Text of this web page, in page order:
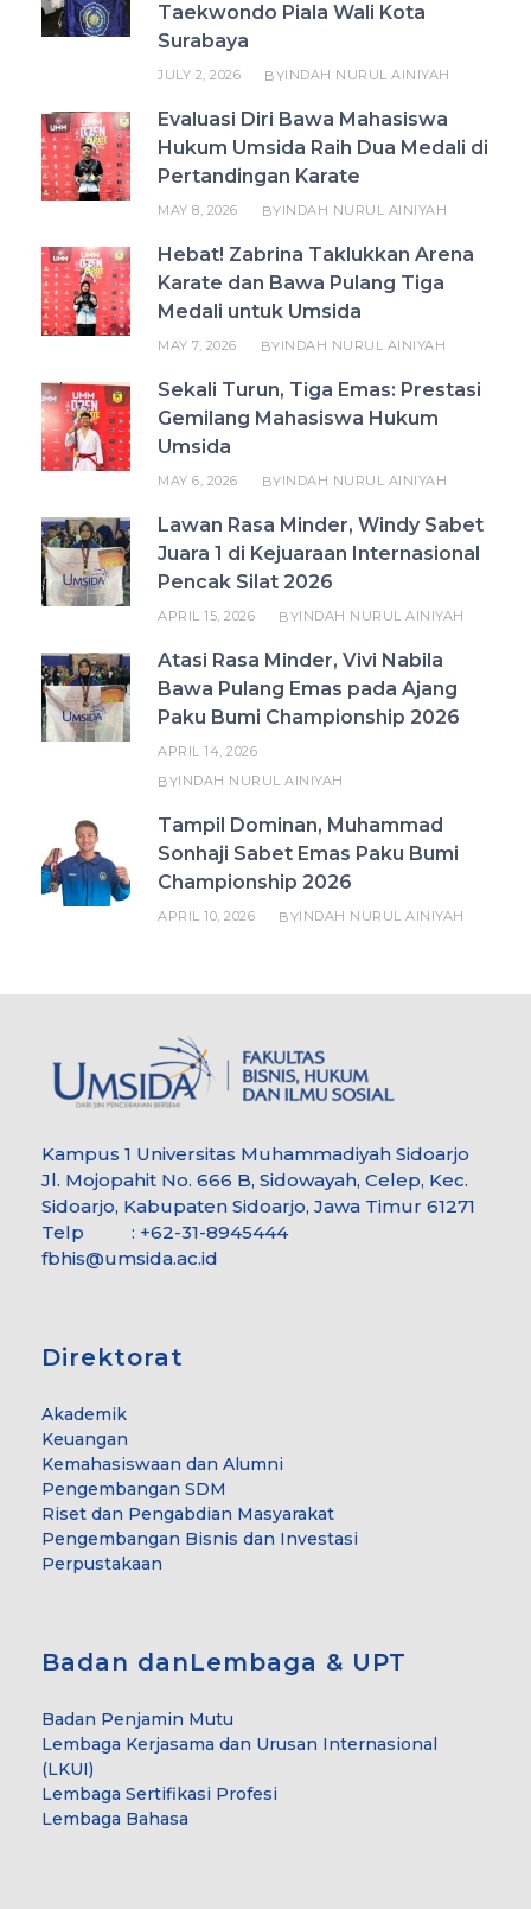
Taekwondo Piala Wali Kota
Surabaya
JULY 2, 2026 BYINDAH NURUL AINIYAH
Evaluasi Diri Bawa Mahasiswa
Hukum Umsida Raih Dua Medali di
Pertandingan Karate
MAY 8, 2026 BYINDAH NURUL AINIYAH
Hebat! Zabrina Taklukkan Arena
Karate dan Bawa Pulang Tiga
Medali untuk Umsida
MAY 7, 2026 BYINDAH NURUL AINIYAH
Sekali Turun, Tiga Emas: Prestasi
Gemilang Mahasiswa Hukum
Umsida
MAY 6, 2026 BYINDAH NURUL AINIYAH
Lawan Rasa Minder, Windy Sabet
Juara 1 di Kejuaraan Internasional
Pencak Silat 2026
APRIL 15, 2026 BYINDAH NURUL AINIYAH
Atasi Rasa Minder, Vivi Nabila
Bawa Pulang Emas pada Ajang
Paku Bumi Championship 2026
APRIL 14, 2026
BYINDAH NURUL AINIYAH
Tampil Dominan, Muhammad
Sonhaji Sabet Emas Paku Bumi
Championship 2026
APRIL 10, 2026 BYINDAH NURUL AINIYAH
Kampus 1 Universitas Muhammadiyah Sidoarjo
Jl. Mojopahit No. 666 B, Sidowayah, Celep, Kec.
Sidoarjo, Kabupaten Sidoarjo, Jawa Timur 61271
Telp : +62-31-8945444
fbhis@umsida.ac.id
Direktorat
Akademik
Keuangan
Kemahasiswaan dan Alumni
Pengembangan SDM
Riset dan Pengabdian Masyarakat
Pengembangan Bisnis dan Investasi
Perpustakaan
Badan danLembaga & UPT
Badan Penjamin Mutu
Lembaga Kerjasama dan Urusan Internasional
(LKUI)
Lembaga Sertifikasi Profesi
Lembaga Bahasa